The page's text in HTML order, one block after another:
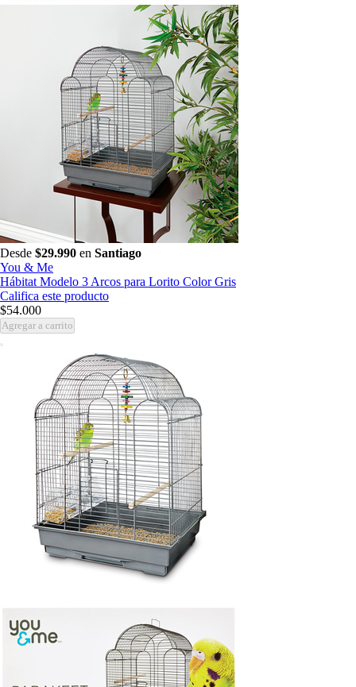
Desde $29.990 en Santiago
You & Me
Hábitat Modelo 3 Arcos para Lorito Color Gris
Califica este producto
$54.000
Agregar a carrito